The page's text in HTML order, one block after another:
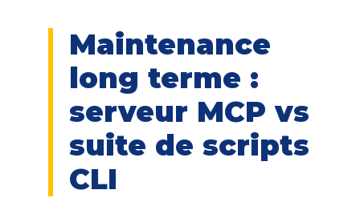
Maintenance
long terme :
serveur MCP vs
suite de scripts
CLI